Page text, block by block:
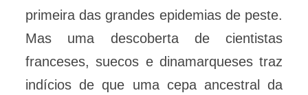
primeira das grandes epidemias de peste.
Mas uma descoberta de cientistas
franceses, suecos e dinamarqueses traz
indícios de que uma cepa ancestral da